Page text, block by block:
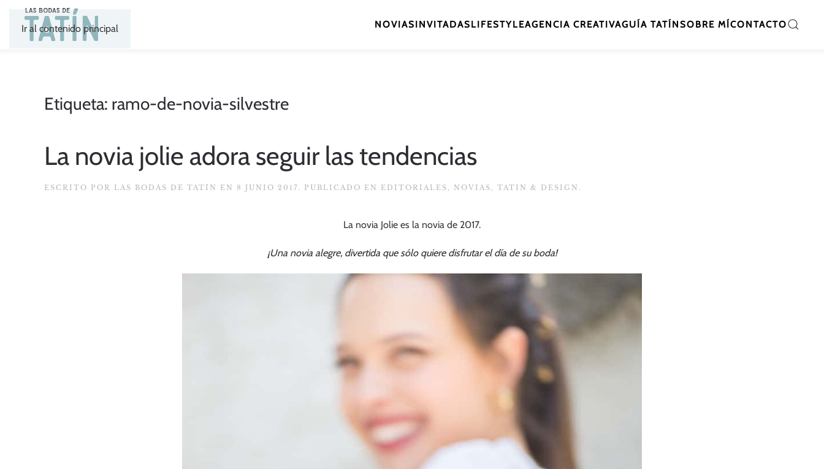
Ir al contenido principal NOVIASINVITADASLIFESTYLEAGENCIA CREATIVAGUÍA TATÍNSOBRE MÍCONTACTO
Etiqueta: ramo-de-novia-silvestre
La novia jolie adora seguir las tendencias
ESCRITO POR LAS BODAS DE TATÍN EN 8 JUNIO 2017. PUBLICADO EN EDITORIALES , NOVIAS , TATIN & DESIGN .
La novia Jolie es la novia de 2017.
¡Una novia alegre, divertida que sólo quiere disfrutar el día de su boda!